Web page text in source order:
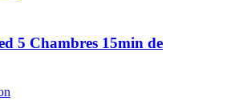
5 Chambres 15min de